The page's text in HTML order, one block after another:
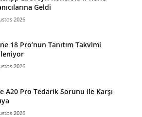
Geldi
2026
18 Pro’nun Tanıtım Takvimi
2026
A20 Pro Tedarik Sorunu ile Karşı
2026